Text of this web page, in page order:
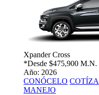
Xpander Cross
*Desde $475,900 M.N.
Año: 2026
CONÓCELO
MANEJO